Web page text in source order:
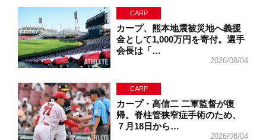
CARP
カープ、熊本地震被災地へ義援
金として1,000万円を寄付。選手
会長は「…
2026/08/04
CARP
カープ・高信二 二軍監督が復
帰。脊柱管狭窄症手術のため、
７月18日から…
2026/08/04